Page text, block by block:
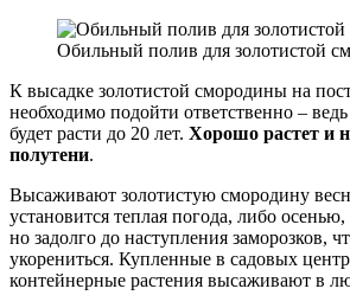
Обильный полив для золотистой
К высадке золотистой смородины на
необходимо подойти ответственно –
будет расти до 20 лет. Хорошо растет и
полутени.
Высаживают золотистую смородину
установится теплая погода, либо осенью,
но задолго до наступления заморозков,
укорениться. Купленные в садовых
контейнерные растения высаживают в